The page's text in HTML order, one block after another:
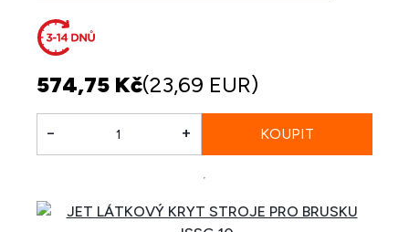
574,75 Kč(23,69 EUR)
- +